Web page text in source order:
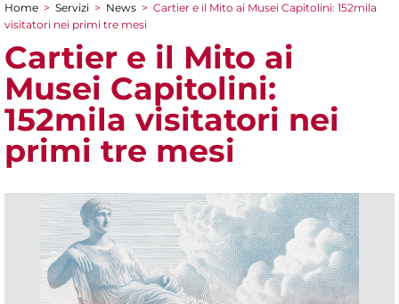
Tu sei qui
Home > Servizi > News > Cartier e il Mito ai Musei Capitolini: 152mila
visitatori nei primi tre mesi
Cartier e il Mito ai
Musei Capitolini:
152mila visitatori nei
primi tre mesi